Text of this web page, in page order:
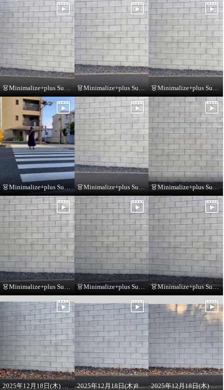
👗Minimalize+plus Summer Collection👗 👗Minimalize+plus Summer Collection👗 👗Minimalize+plus Summer Collection👗
👗Minimalize+plus Summer Collection👗 👗Minimalize+plus Summer Collection👗 👗Minimalize+plus Summer Collection👗
👗Minimalize+plus Summer Collection👗
2025年12月18日(木)8:00 ONAIRプルオーバー 2025年12月18日(木) 8:00 ON AIR